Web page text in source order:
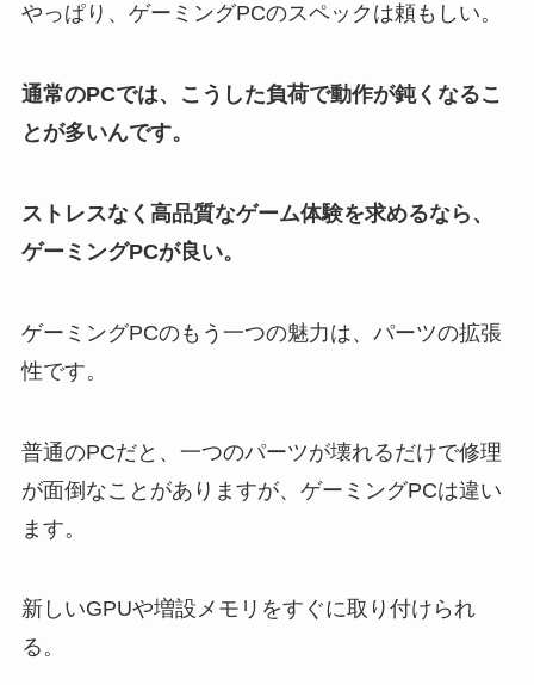
やっぱり、ゲーミングPCのスペックは頼もしい。
通常のPCでは、こうした負荷で動作が鈍くなるこ
とが多いんです。
ストレスなく高品質なゲーム体験を求めるなら、
ゲーミングPCが良い。
ゲーミングPCのもう一つの魅力は、パーツの拡張
性です。
普通のPCだと、一つのパーツが壊れるだけで修理
が面倒なことがありますが、ゲーミングPCは違い
ます。
新しいGPUや増設メモリをすぐに取り付けられ
る。